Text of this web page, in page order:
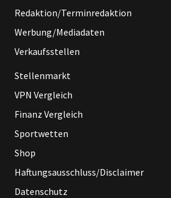
Redaktion/Terminredaktion
Werbung/Mediadaten
Verkaufsstellen
Stellenmarkt
VPN Vergleich
Finanz Vergleich
Sportwetten
Shop
Haftungsausschluss/Disclaimer
Datenschutz